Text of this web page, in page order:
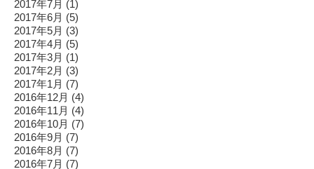
2017年7月 (1)
2017年6月 (5)
2017年5月 (3)
2017年4月 (5)
2017年3月 (1)
2017年2月 (3)
2017年1月 (7)
2016年12月 (4)
2016年11月 (4)
2016年10月 (7)
2016年9月 (7)
2016年8月 (7)
2016年7月 (7)